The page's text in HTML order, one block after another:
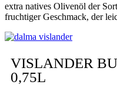
extra natives Olivenöl der
fruchtiger Geschmack, der
VISLANDER
0,75L